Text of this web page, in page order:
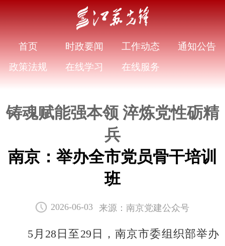
首页 时政要闻 工作动态
通知公告
政策法规
在线学习 在线服务
铸魂赋能强本领 淬炼党性砺精
兵
南京：举办全市党员骨干培训
班
2026-06-03 来源：南京党建公众号
5月28日至29日，南京市委组织部举办